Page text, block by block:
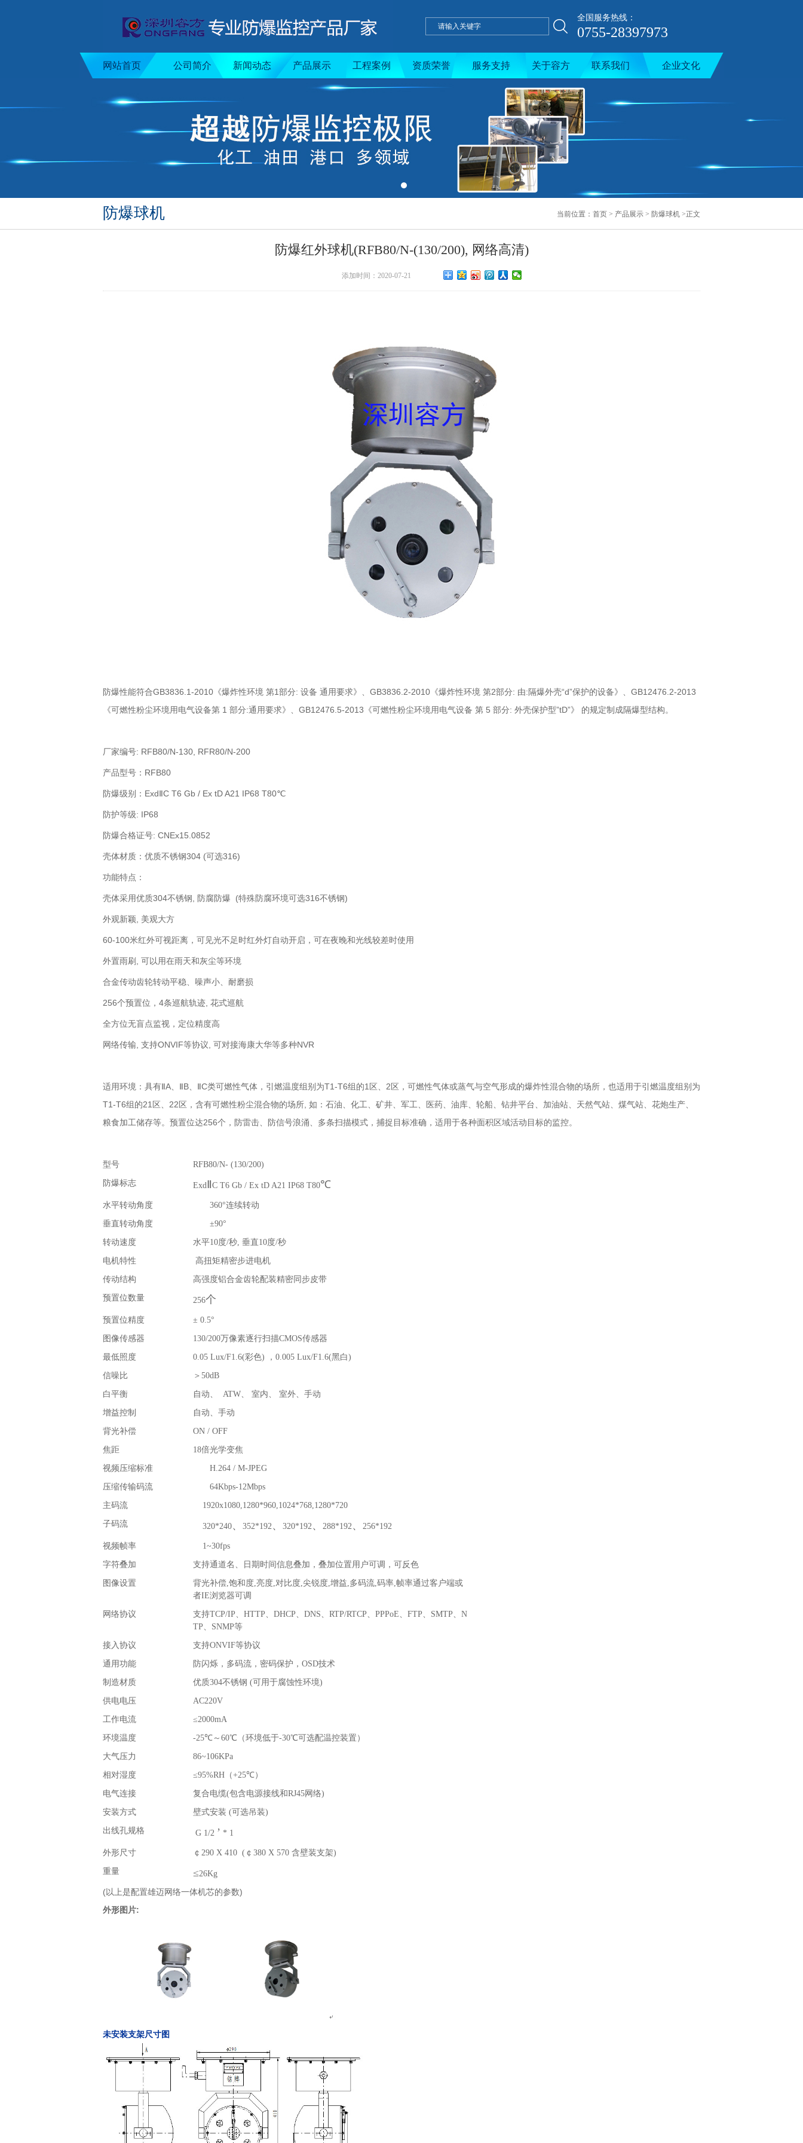
全国服务热线：
0755-28397973
网站首页 公司简介 新闻动态 产品展示 工程案例 资质荣誉 服务支持 关于容方 联系我们 企业文化
防爆球机 当前位置： 首页 > 产品展示 > 防爆球机 >正文
防爆红外球机(RFB80/N-(130/200), 网络高清)
添加时间：2020-07-21
防爆性能符合GB3836.1-2010《爆炸性环境 第1部分: 设备 通用要求》、GB3836.2-2010《爆炸性环境 第2部分: 由:隔爆外壳“d”保护的设备》、GB12476.2-2013
《可燃性粉尘环境用电气设备第 1 部分:通用要求》、GB12476.5-2013《可燃性粉尘环境用电气设备 第 5 部分: 外壳保护型”tD”》 的规定制成隔爆型结构。
厂家编号: RFB80/N-130, RFR80/N-200
产品型号：RFB80
防爆级别：ExdⅡC T6 Gb / Ex tD A21 IP68 T80℃
防护等级: IP68
防爆合格证号: CNEx15.0852
壳体材质：优质不锈钢304 (可选316)
功能特点：
壳体采用优质304不锈钢, 防腐防爆 (特殊防腐环境可选316不锈钢)
外观新颖, 美观大方
60-100米红外可视距离，可见光不足时红外灯自动开启，可在夜晚和光线较差时使用
外置雨刷, 可以用在雨天和灰尘等环境
合金传动齿轮转动平稳、噪声小、耐磨损
256个预置位，4条巡航轨迹, 花式巡航
全方位无盲点监视，定位精度高
网络传输, 支持ONVIF等协议, 可对接海康大华等多种NVR
适用环境：具有ⅡA、ⅡB、ⅡC类可燃性气体，引燃温度组别为T1-T6组的1区、2区，可燃性气体或蒸气与空气形成的爆炸性混合物的场所，也适用于引燃温度组别为
T1-T6组的21区、22区，含有可燃性粉尘混合物的场所, 如：石油、化工、矿井、军工、医药、油库、轮船、钻井平台、加油站、天然气站、煤气站、花炮生产、
粮食加工储存等。预置位达256个，防雷击、防信号浪涌、多条扫描模式，捕捉目标准确，适用于各种面积区域活动目标的监控。
型号 RFB80/N- (130/200)
防爆标志 Exd C T6 Gb / Ex tD A21 IP68 T80℃
水平转动角度 360°连续转动
垂直转动角度 ±90°
转动速度 水平10度/秒, 垂直10度/秒
电机特性 高扭矩精密步进电机
传动结构 高强度铝合金齿轮配装精密同步皮带
预置位数量 256个
预置位精度 ± 0.5°
图像传感器 130/200万像素逐行扫描CMOS传感器
最低照度 0.05 Lux/F1.6(彩色) ， 0.005 Lux/F1.6(黑白)
信噪比 ＞ 50dB
白平衡 自动、 ATW、 室内、 室外、手动
增益控制 自动、手动
背光补偿 ON / OFF
焦距 18倍光学变焦
视频压缩标准 H.264 / M-JPEG
压缩传输码流 64Kbps-12Mbps
主码流 1920x1080,1280*960,1024*768,1280*720
子码流 320*240、 352*192、 320*192、 288*192、 256*192
视频帧率 1~30fps
字符叠加 支持通道名、日期时间信息叠加，叠加位置用户可调，可反色
图像设置 背光补偿,饱和度,亮度,对比度,尖锐度,增益,多码流,码率,帧率通过客户端或
者IE浏览器可调
网络协议 支持TCP/IP、 HTTP、 DHCP、 DNS、 RTP/RTCP、 PPPoE、 FTP、 SMTP、 N
TP、 SNMP等
接入协议 支持ONVIF等协议
通用功能 防闪烁，多码流，密码保护， OSD技术
制造材质 优质304不锈钢 (可用于腐蚀性环境)
供电电压 AC220V
工作电流 ≤2000mA
环境温度 -25℃～ 60℃（环境低于-30℃可选配温控装置）
大气压力 86~106KPa
相对湿度 ≤95%RH （+25℃）
电气连接 复合电缆(包含电源接线和RJ45网络)
安装方式 壁式安装 (可选吊装)
出线孔规格 G 1/2 ’ * 1
外形尺寸 ￠ 290 X 410 ( ￠ 380 X 570 含壁装支架)
重量 ≤26Kg
(以上是配置雄迈网络一体机芯的参数)
外形图片:
未安装支架尺寸图